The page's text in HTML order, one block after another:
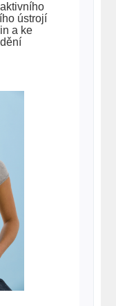
ústrojí
a ke